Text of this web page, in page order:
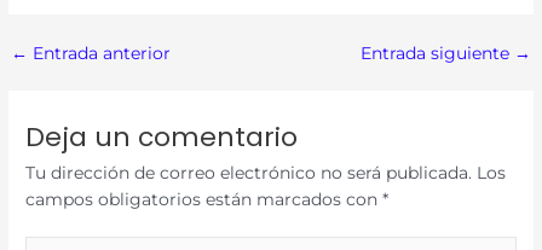
← Entrada anterior Entrada siguiente →
Deja un comentario
Tu dirección de correo electrónico no será publicada. Los
campos obligatorios están marcados con*